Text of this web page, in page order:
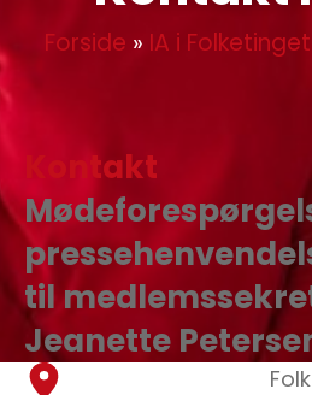
Forside » IA i Folketinget
Kontakt
til
Jeanette